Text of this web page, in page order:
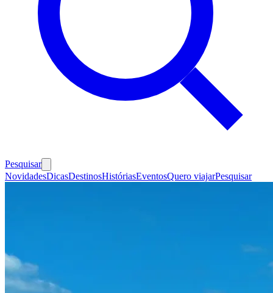
Pesquisar
NovidadesDicasDestinosHistóriasEventosQuero viajarPesquisar